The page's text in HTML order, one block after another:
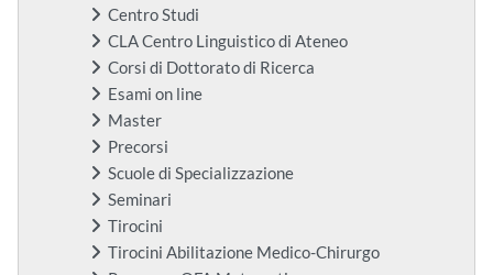
Centro Studi
CLA Centro Linguistico di Ateneo
Corsi di Dottorato di Ricerca
Esami on line
Master
Precorsi
Scuole di Specializzazione
Seminari
Tirocini
Tirocini Abilitazione Medico-Chirurgo